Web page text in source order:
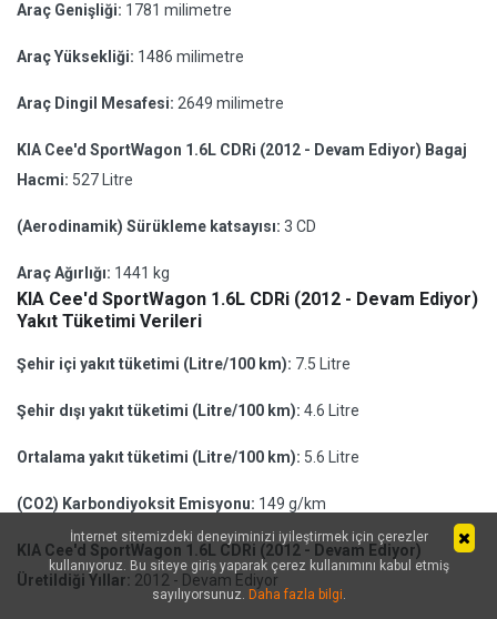
Araç Genişliği: 1781 milimetre
Araç Yüksekliği: 1486 milimetre
Araç Dingil Mesafesi: 2649 milimetre
KIA Cee'd SportWagon 1.6L CDRi (2012 - Devam Ediyor) Bagaj
Hacmi: 527 Litre
(Aerodinamik) Sürükleme katsayısı: 3 CD
Araç Ağırlığı: 1441 kg
KIA Cee'd SportWagon 1.6L CDRi (2012 - Devam Ediyor)
Yakıt Tüketimi Verileri
Şehir içi yakıt tüketimi (Litre/100 km): 7.5 Litre
Şehir dışı yakıt tüketimi (Litre/100 km): 4.6 Litre
Ortalama yakıt tüketimi (Litre/100 km): 5.6 Litre
(CO2) Karbondiyoksit Emisyonu: 149 g/km
KIA Cee'd SportWagon 1.6L CDRi (2012 - Devam Ediyor)
Üretildiği Yıllar: 2012 - Devam Ediyor
İnternet sitemizdeki deneyiminizi iyileştirmek için çerezler
kullanıyoruz. Bu siteye giriş yaparak çerez kullanımını kabul etmiş
sayılıyorsunuz. Daha fazla bilgi.